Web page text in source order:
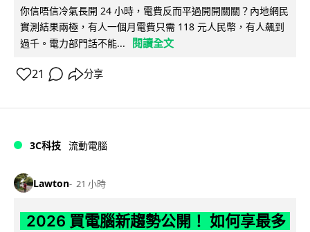
你信唔信冷氣長開 24 小時，電費反而平過開開關關？內地網民
實測結果兩極，有人一個月電費只需 118 元人民幣，有人飆到
過千。電力部門話不能...
閱讀全文
21 分享
3C科技 流動電腦
Lawton 21 小時
2026 買電腦新趨勢公開！ 如何享最多